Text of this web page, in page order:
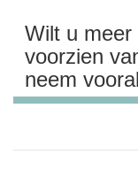
Wilt u meer
voorzien
neem vooral